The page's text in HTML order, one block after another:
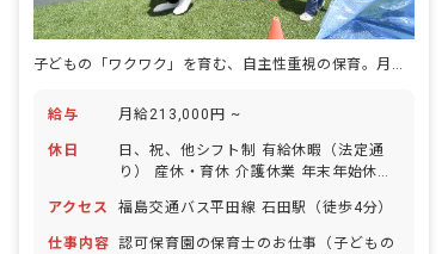
子どもの「ワクワク」を育む、自主性重視の保育。月給21.3万円スタート
給与 月給213,000円 ~
休日
日、祝、他シフト制 有給休暇（法定通
り） 産休・育休 介護休業 年末年始休暇
能性有
アクセス 福島交通バス平田線 石田駅（徒歩4分）
仕事内容 認可保育園の保育士のお仕事（子どもの